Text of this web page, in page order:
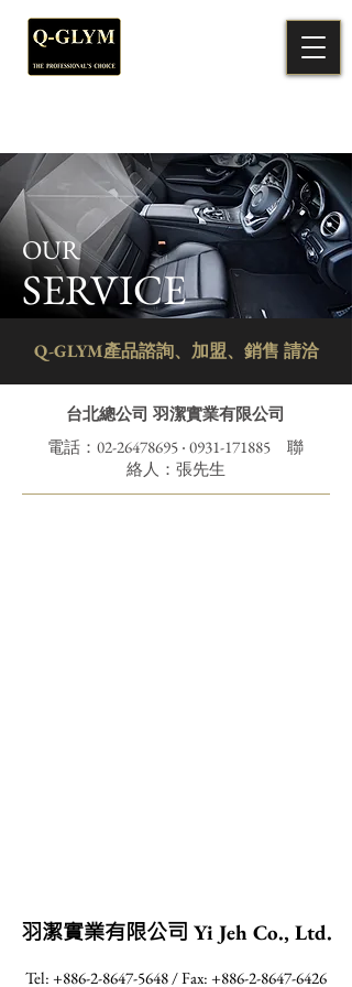
OUR
SERVICE
Q-GLYM產品諮詢、加盟、銷售 請洽
台北總公司 羽潔實業有限公司
電話：02-26478695 ‧ 0931-171885
聯
絡人：張先生
羽潔實業有限公司 Yi Jeh Co., Ltd.
Tel: +886-2-8647-5648/ Fax: +886-2-8647-6426